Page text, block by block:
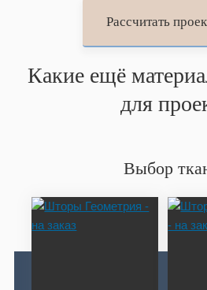
Рассчитать
Какие ещё
для
Выбор